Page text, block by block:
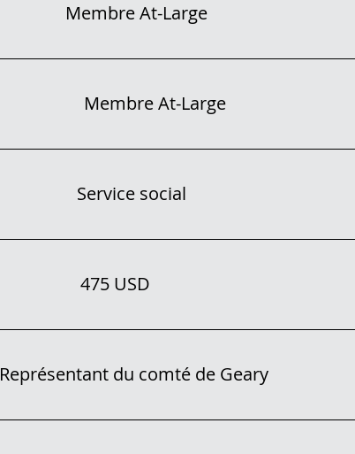
Membre At-Large
Membre At-Large
Service social
475 USD
Représentant du comté de Geary